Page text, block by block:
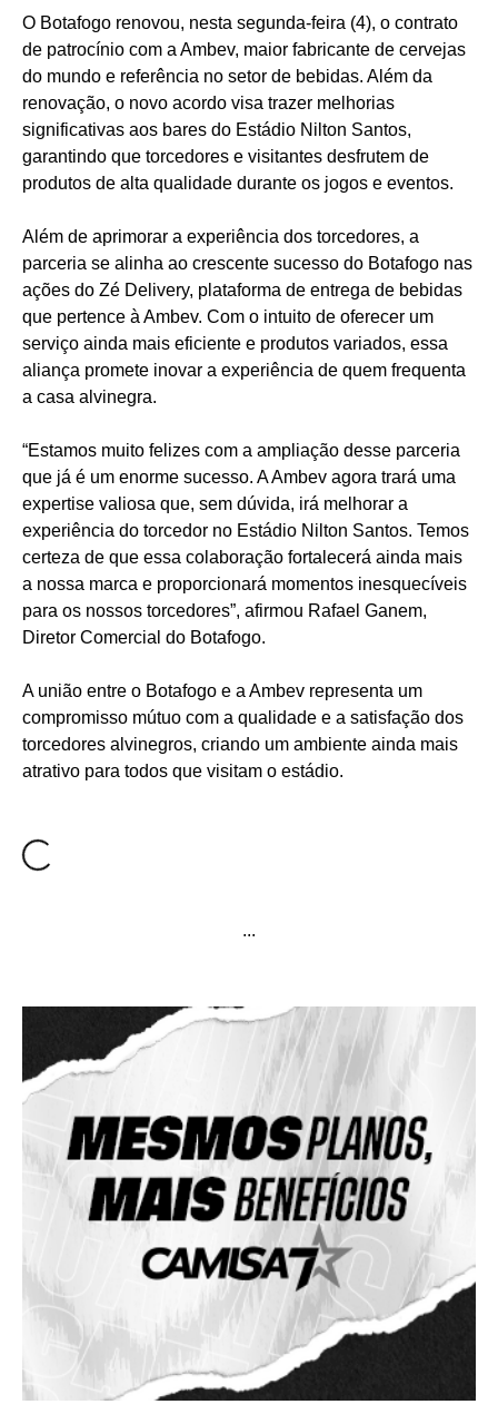
O Botafogo renovou, nesta segunda-feira (4), o contrato
de patrocínio com a Ambev, maior fabricante de cervejas
do mundo e referência no setor de bebidas. Além da
renovação, o novo acordo visa trazer melhorias
significativas aos bares do Estádio Nilton Santos,
garantindo que torcedores e visitantes desfrutem de
produtos de alta qualidade durante os jogos e eventos.
Além de aprimorar a experiência dos torcedores, a
parceria se alinha ao crescente sucesso do Botafogo nas
ações do Zé Delivery, plataforma de entrega de bebidas
que pertence à Ambev. Com o intuito de oferecer um
serviço ainda mais eficiente e produtos variados, essa
aliança promete inovar a experiência de quem frequenta
a casa alvinegra.
“Estamos muito felizes com a ampliação desse parceria
que já é um enorme sucesso. A Ambev agora trará uma
expertise valiosa que, sem dúvida, irá melhorar a
experiência do torcedor no Estádio Nilton Santos. Temos
certeza de que essa colaboração fortalecerá ainda mais
a nossa marca e proporcionará momentos inesquecíveis
para os nossos torcedores”, afirmou Rafael Ganem,
Diretor Comercial do Botafogo.
A união entre o Botafogo e a Ambev representa um
compromisso mútuo com a qualidade e a satisfação dos
torcedores alvinegros, criando um ambiente ainda mais
atrativo para todos que visitam o estádio.
...